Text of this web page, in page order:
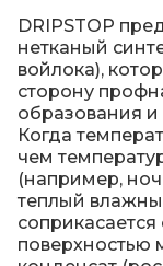
DRIPSTOP
нетканый
войлока),
сторону
образования и
Когда
чем
(например,
теплый
поверхностью